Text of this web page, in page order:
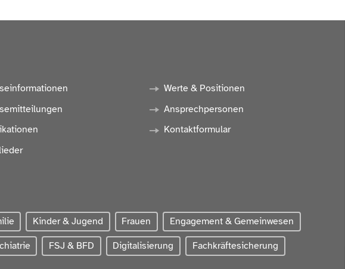
Werte & Positionen
Ansprechpersonen
Kontaktformular
Kinder & Jugend Frauen Engagement & Gemeinwesen
FSJ & BFD Digitalisierung Fachkräftesicherung